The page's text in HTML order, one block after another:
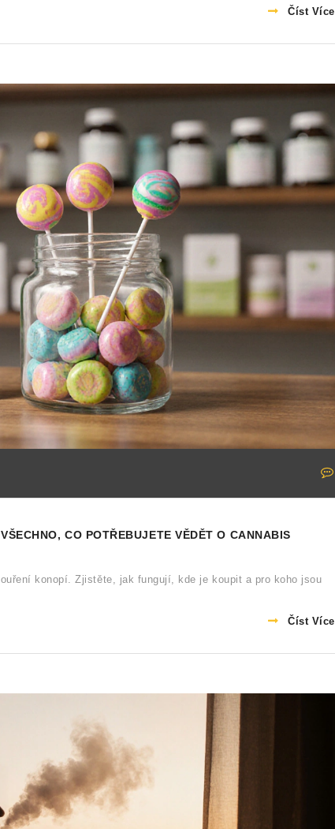
Číst Více
CO POTŘEBUJETE VĚDĚT O CANNABIS
konopí. Zjistěte, jak fungují, kde je koupit a pro koho jsou
Číst Více